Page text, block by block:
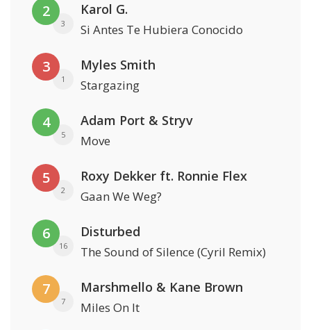
2
3
Karol G.
Si Antes Te Hubiera Conocido
3
1
Myles Smith
Stargazing
4
5
Adam Port & Stryv
Move
5
2
Roxy Dekker ft. Ronnie Flex
Gaan We Weg?
6
16
Disturbed
The Sound of Silence (Cyril Remix)
7
7
Marshmello & Kane Brown
Miles On It